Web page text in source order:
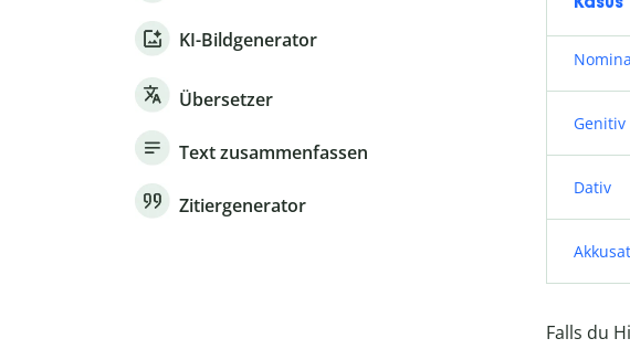
KI-Bildgenerator
Übersetzer
Text zusammenfassen
Zitiergenerator
Genitiv
Dativ
Falls du